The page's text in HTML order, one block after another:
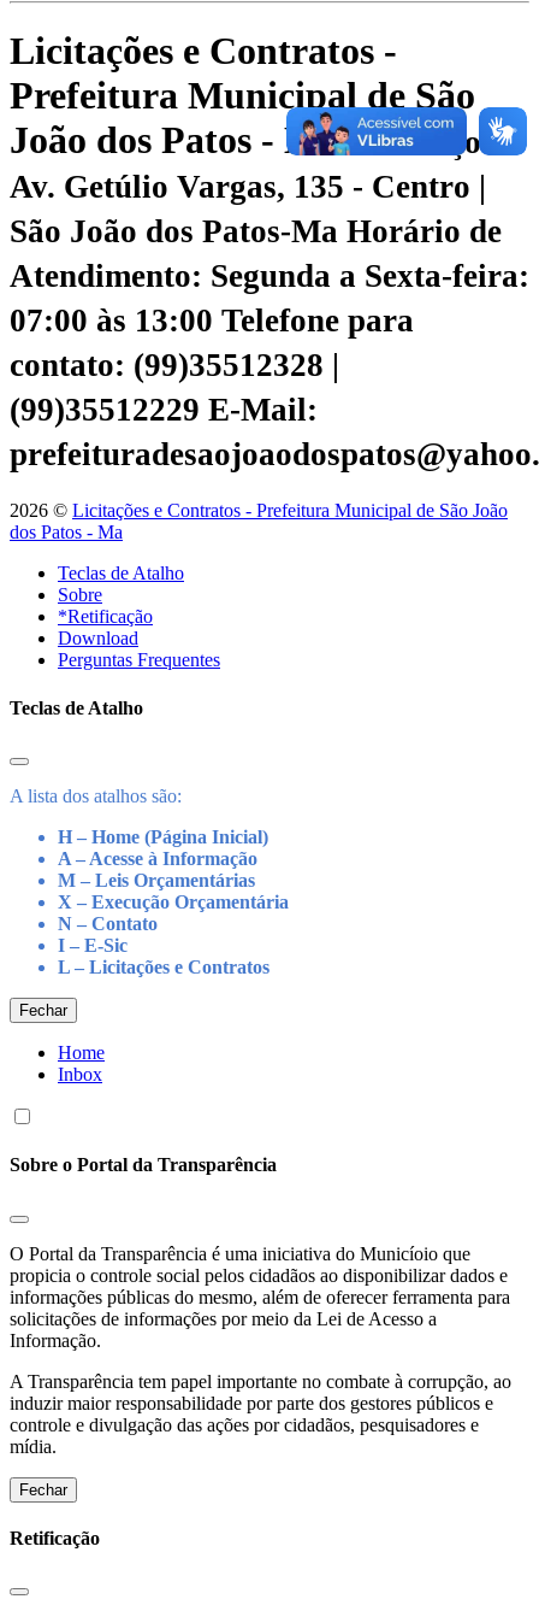
Licitações e Contratos -
Prefeitura Municipal de São
João dos Patos - MaEndereço:
Av. Getúlio Vargas, 135 - Centro |
São João dos Patos-Ma Horário de
Atendimento: Segunda a Sexta-feira:
07:00 às 13:00 Telefone para
contato: (99)35512328 |
(99)35512229 E-Mail:
2026 © Licitações e Contratos - Prefeitura Municipal de São João
dos Patos - Ma
Teclas de Atalho
Sobre
*Retificação
Download
Perguntas Frequentes
Teclas de Atalho
A lista dos atalhos são:
H – Home (Página Inicial)
A – Acesse à Informação
M – Leis Orçamentárias
X – Execução Orçamentária
N – Contato
I – E-Sic
L – Licitações e Contratos
Fechar
Home
Inbox
Sobre o Portal da Transparência
O Portal da Transparência é uma iniciativa do Municíoio que
propicia o controle social pelos cidadãos ao disponibilizar dados e
informações públicas do mesmo, além de oferecer ferramenta para
solicitações de informações por meio da Lei de Acesso a
Informação.
A Transparência tem papel importante no combate à corrupção, ao
induzir maior responsabilidade por parte dos gestores públicos e
controle e divulgação das ações por cidadãos, pesquisadores e
mídia.
Fechar
Retificação